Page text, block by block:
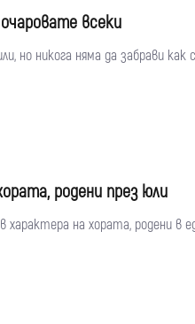
всеки
но никога няма да забрави как
родени през юли
на хората, родени в